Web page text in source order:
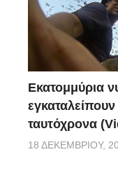
Εκατομμύρια
ταυτόχρονα
18 ΔΕΚΕΜΒΡΊΟΥ,